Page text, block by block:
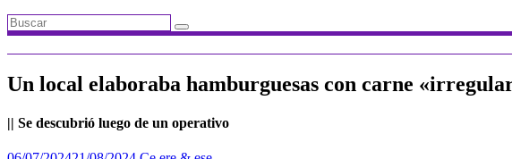
Un local elaboraba hamburguesas con carne
|| Se descubrió luego de un operativo